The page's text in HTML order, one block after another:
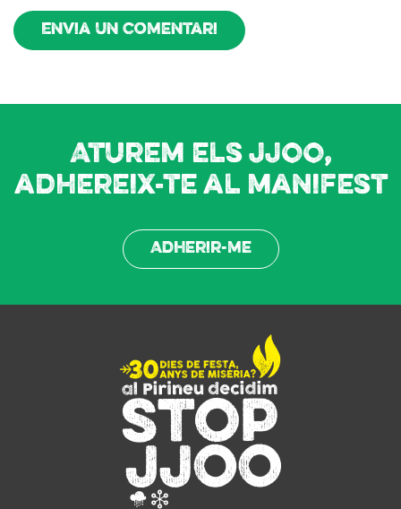
Envia un comentari
Aturem els JJOO,
adhereix-te al manifest
Adherir-me